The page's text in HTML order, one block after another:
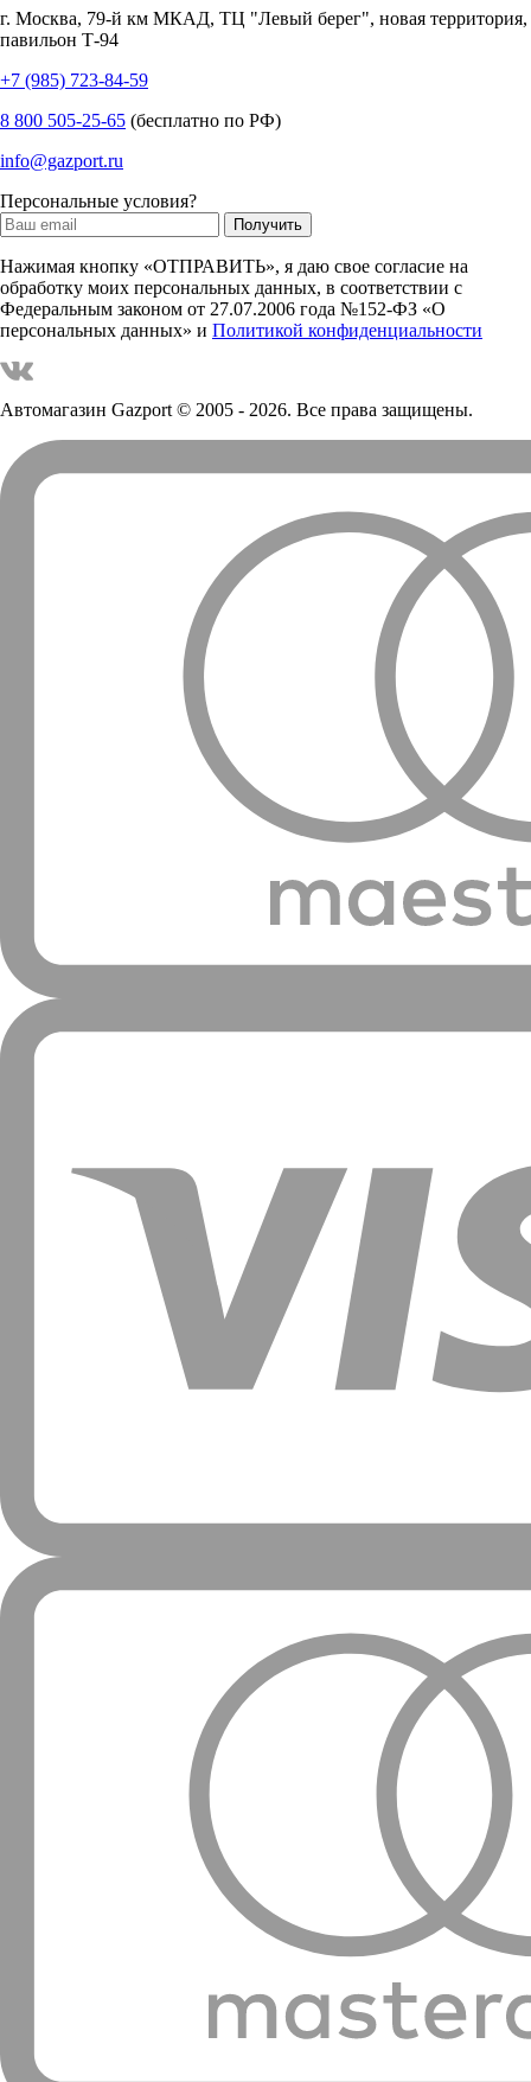
г. Москва, 79-й км МКАД, ТЦ "Левый берег", новая территория,
павильон Т-94
+7 (985) 723-84-59
8 800 505-25-65 (бесплатно по РФ)
info@gazport.ru
Персональные условия?
Нажимая кнопку «ОТПРАВИТЬ», я даю свое согласие на
обработку моих персональных данных, в соответствии с
Федеральным законом от 27.07.2006 года №152-ФЗ «О
персональных данных» и Политикой конфиденциальности
Автомагазин Gazport© 2005 - 2026. Все права защищены.